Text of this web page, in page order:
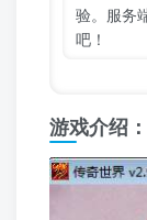
验。服务
吧！
游戏介绍：